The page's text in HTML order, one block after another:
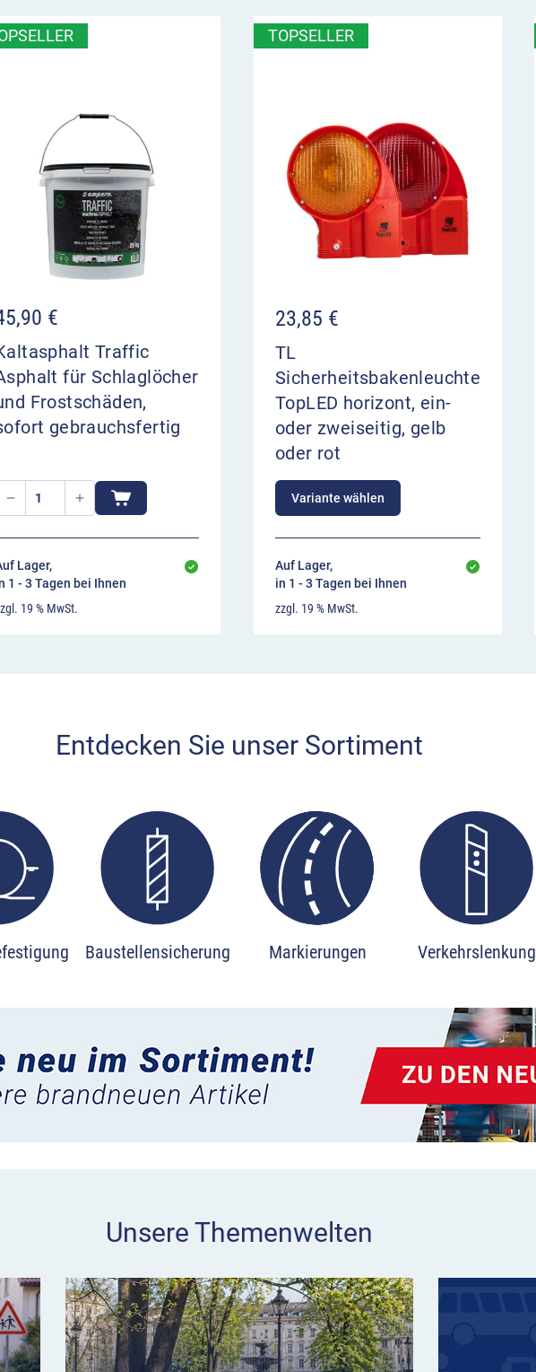
€
Traffic
für Schlaglöcher
Frostschäden,
gebrauchsfertig
Lager,
1 - 3 Tagen bei Ihnen
19 % MwSt.
TOPSELLER
23,85 €
TL
Sicherheitsbakenleuchte
TopLED horizont, ein-
oder zweiseitig, gelb
oder rot
Variante wählen
Auf Lager,
in 1 - 3 Tagen bei Ihnen
zzgl. 19 % MwSt.
Entdecken Sie unser Sortiment
slide page
Baustellensicherung Markierungen Verkehrslenkung
Unsere Themenwelten